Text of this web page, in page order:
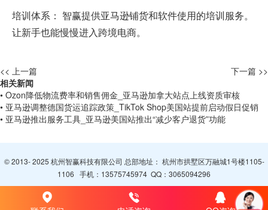
培训体系： 智赢提供亚马逊铺货和软件使用的培训服务。
让新手也能慢慢进入跨境电商。
<< 上一篇
下一篇 >>
相关新闻
• Ozon降低物流费率和销售佣金_亚马逊加拿大站点上线资质审核
• 亚马逊调整德国货运追踪政策_TikTok Shop美国站提前启动假日促销
• 亚马逊推出服务工具_亚马逊美国站推出“减少客户退货”功能
© 2013- 2025 杭州智赢科技有限公司 总部地址： 杭州市拱墅区万融城1号楼1105-
1106 手机： 13575745974 QQ： 3065094296